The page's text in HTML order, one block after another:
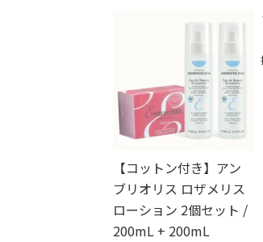
【コットン付き】アン
ブリオリス ロザメリス
ローション 2個セット /
200mL + 200mL